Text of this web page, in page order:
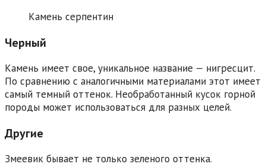
Камень серпентин
Черный
Камень имеет свое, уникальное название — нигресцит.
По сравнению с аналогичными материалами этот имеет
самый темный оттенок. Необработанный кусок горной
породы может использоваться для разных целей.
Другие
Змеевик бывает не только зеленого оттенка.